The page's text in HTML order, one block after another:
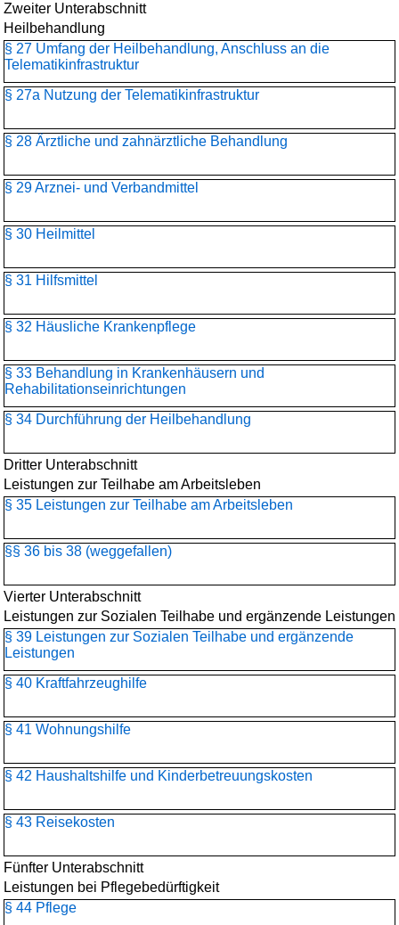
Zweiter Unterabschnitt
Heilbehandlung
§ 27 Umfang der Heilbehandlung, Anschluss an die
Telematikinfrastruktur
§ 27a Nutzung der Telematikinfrastruktur
§ 28 Ärztliche und zahnärztliche Behandlung
§ 29 Arznei- und Verbandmittel
§ 30 Heilmittel
§ 31 Hilfsmittel
§ 32 Häusliche Krankenpflege
§ 33 Behandlung in Krankenhäusern und
Rehabilitationseinrichtungen
§ 34 Durchführung der Heilbehandlung
Dritter Unterabschnitt
Leistungen zur Teilhabe am Arbeitsleben
§ 35 Leistungen zur Teilhabe am Arbeitsleben
§§ 36 bis 38 (weggefallen)
Vierter Unterabschnitt
Leistungen zur Sozialen Teilhabe und ergänzende Leistungen
§ 39 Leistungen zur Sozialen Teilhabe und ergänzende
Leistungen
§ 40 Kraftfahrzeughilfe
§ 41 Wohnungshilfe
§ 42 Haushaltshilfe und Kinderbetreuungskosten
§ 43 Reisekosten
Fünfter Unterabschnitt
Leistungen bei Pflegebedürftigkeit
§ 44 Pflege